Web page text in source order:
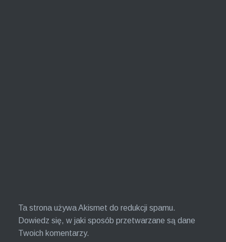
Ta strona używa Akismet do redukcji spamu.
Dowiedz się, w jaki sposób przetwarzane są dane
Twoich komentarzy.